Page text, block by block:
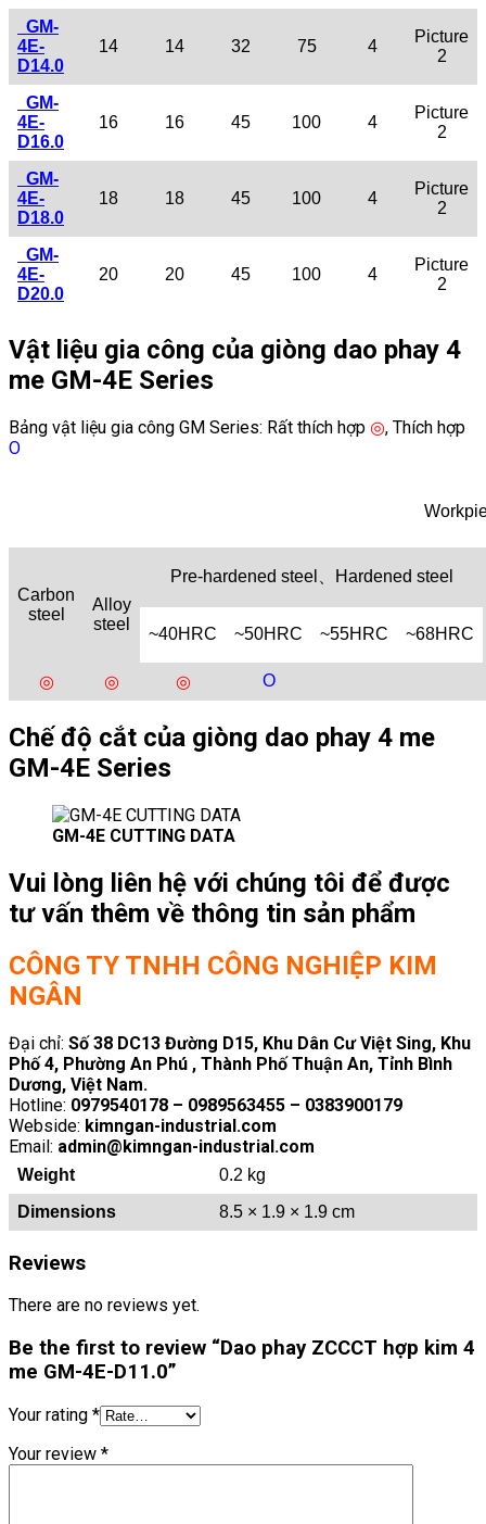
GM-
4E-
D14.0
14 14 32 75 4
Picture
2
GM-
4E-
D16.0
16 16 45 100 4
Picture
2
GM-
4E-
D18.0
18 18 45 100 4
Picture
2
GM-
4E-
D20.0
20 20 45 100 4
Picture
2
Vật liệu gia công của giòng dao phay 4
me GM-4E Series
Bảng vật liệu gia công GM Series: Rất thích hợp ◎, Thích hợp
Ο
Carbon
steel
Alloy
steel
Pre-hardened steel、Hardened steel
~40HRC ~50HRC ~55HRC ~68HRC
◎ ◎ ◎ Ο
Chế độ cắt của giòng dao phay 4 me
GM-4E Series
GM-4E CUTTING DATA
Vui lòng liên hệ với chúng tôi để được
tư vấn thêm về thông tin sản phẩm
CÔNG TY TNHH CÔNG NGHIỆP KIM
NGÂN
Đại chỉ: Số 38 DC13 Đường D15, Khu Dân Cư Việt Sing, Khu
Phố 4, Phường An Phú , Thành Phố Thuận An, Tỉnh Bình
Dương, Việt Nam.
Hotline: 0979540178 – 0989563455 – 0383900179
Webside: kimngan-industrial.com
Email: admin@kimngan-industrial.com
Weight
0.2 kg
Dimensions
8.5 × 1.9 × 1.9 cm
Reviews
There are no reviews yet.
Be the first to review “Dao phay ZCCCT hợp kim 4
me GM-4E-D11.0”
Your rating *
Your review *